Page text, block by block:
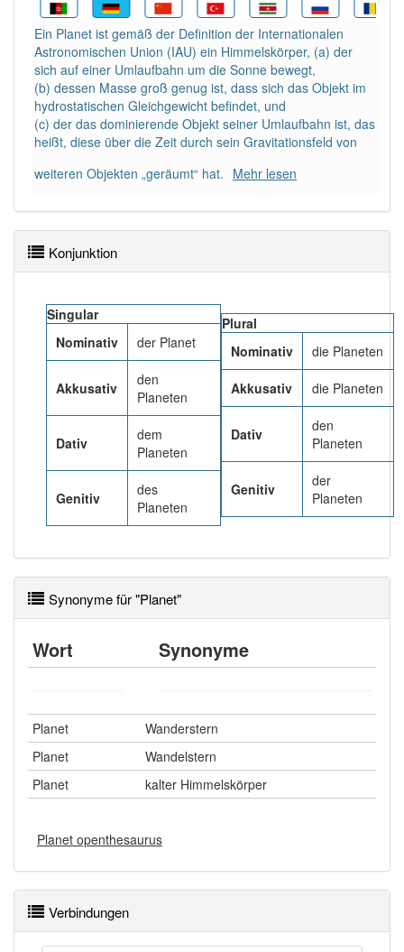
Schimpfwort:Ja
PowerIndex:82
Häufigkeit: 6 von 10
Wörter mit Endung-planet : 3
Wörter mit Endung-planetaber mit einem anderen
Artikel der
korrekt erraten.
Ein Planet ist gemäß der Definition der Internationalen
Astronomischen Union (IAU) ein Himmelskörper, (a) der
sich auf einer Umlaufbahn um die Sonne bewegt,
(b) dessen Masse groß genug ist, dass sich das Objekt im
hydrostatischen Gleichgewicht befindet, und
(c) der das dominierende Objekt seiner Umlaufbahn ist, das
heißt, diese über die Zeit durch sein Gravitationsfeld von
weiteren Objekten „geräumt“ hat. Mehr lesen
Konjunktion
Singular
Nominativ
der Planet
Akkusativ
den
Planeten
Dativ
dem
Planeten
Genitiv
des
Planeten
Plural
Nominativ
die Planeten
Akkusativ die Planeten
Dativ
den
Planeten
Genitiv
der
Planeten
Synonyme für "Planet"
Wort Synonyme
Planet
Wanderstern
Planet
Wandelstern
Planet
kalter Himmelskörper
Planet openthesaurus
Verbindungen